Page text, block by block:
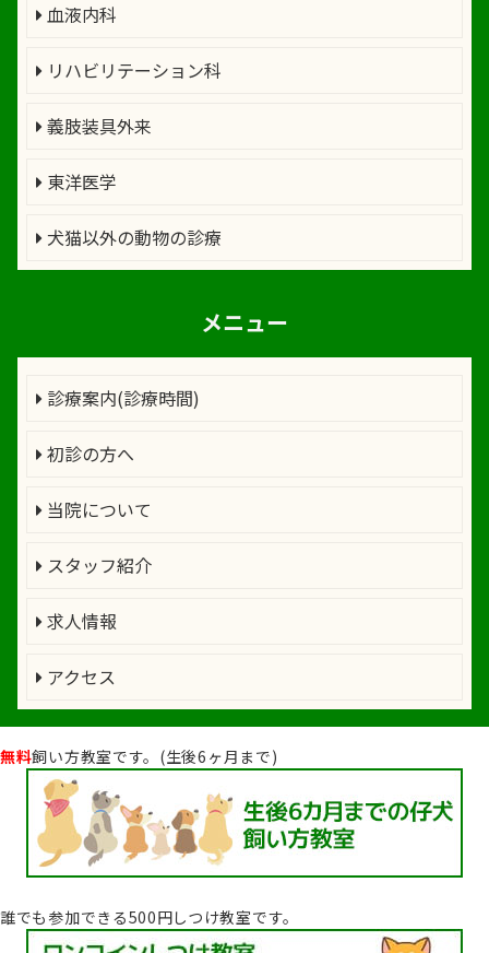
血液内科
リハビリテーション科
義肢装具外来
東洋医学
犬猫以外の動物の診療
メニュー
診療案内(診療時間)
初診の方へ
当院について
スタッフ紹介
求人情報
アクセス
無料飼い方教室です。(生後6ヶ月まで)
誰でも参加できる500円しつけ教室です。